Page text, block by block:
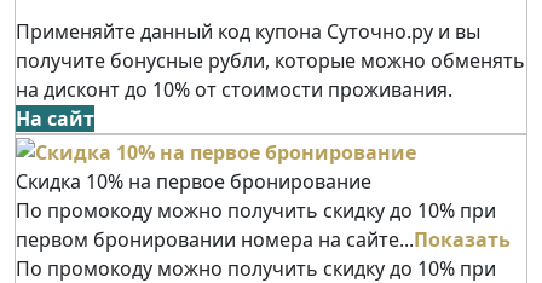
Применяйте данный код купона Суточно.ру и вы
получите бонусные рубли, которые можно обменять
на дисконт до 10% от стоимости проживания.
На сайт
Скидка 10% на первое бронирование
По промокоду можно получить скидку до 10% при
первом бронировании номера на сайте...Показать
По промокоду можно получить скидку до 10% при